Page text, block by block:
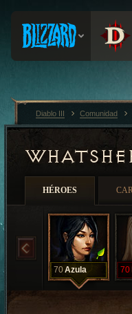
HÉROES
70Azula 70
Diablo III Comunidad